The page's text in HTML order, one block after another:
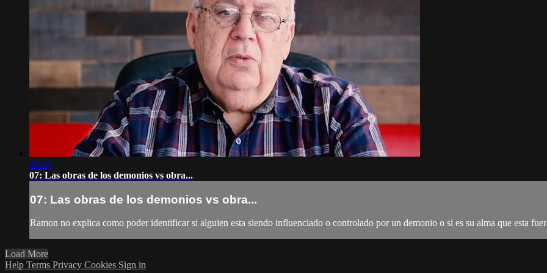
45:25
07: Las obras de los demonios vs obra...
07: Las obras de los demonios vs obra...
Ramon no explica como poder identificar si alguien esta siendo influenciado o controlado por un demonio o si es su alma que esta
Load More
Help Terms Privacy Cookies Sign in